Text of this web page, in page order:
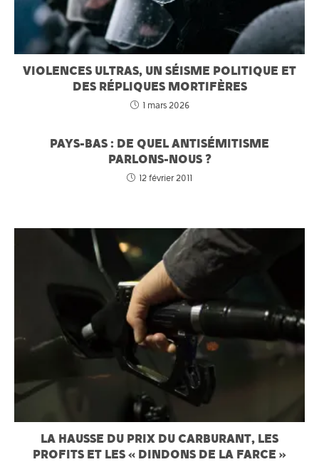
VIOLENCES ULTRAS, UN SÉISME POLITIQUE ET
DES RÉPLIQUES MORTIFÈRES
1 mars 2026
PAYS-BAS : DE QUEL ANTISÉMITISME
PARLONS-NOUS ?
12 février 2011
LA HAUSSE DU PRIX DU CARBURANT, LES
PROFITS ET LES « DINDONS DE LA FARCE »